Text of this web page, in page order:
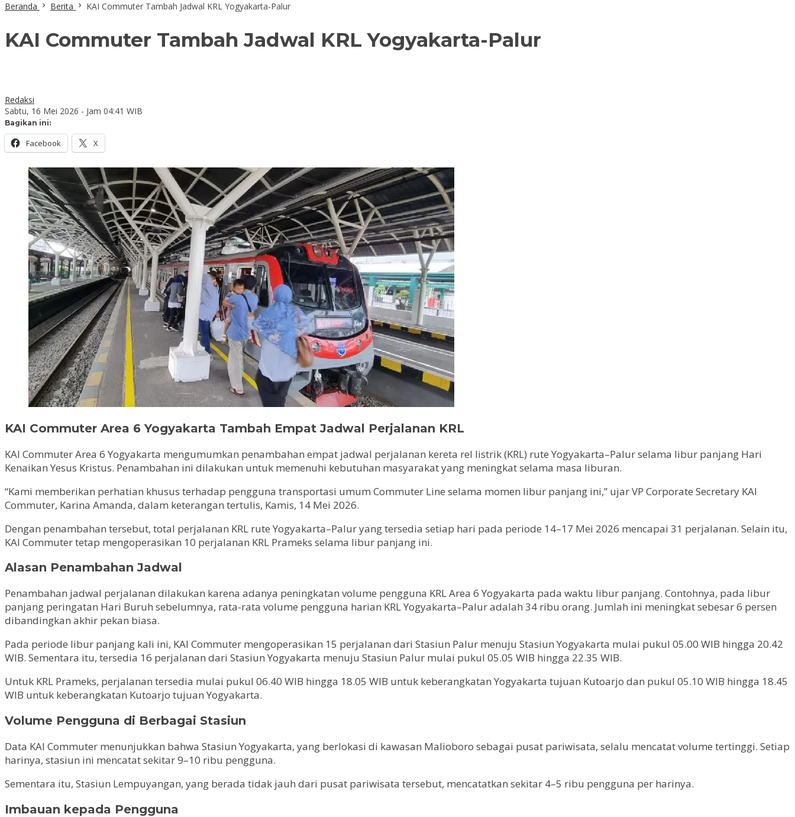
Beranda Berita KAI Commuter Tambah Jadwal KRL Yogyakarta-Palur
KAI Commuter Tambah Jadwal KRL Yogyakarta-Palur
Redaksi
Sabtu, 16 Mei 2026 - Jam 04:41 WIB
Bagikan ini:
Facebook X
KAI Commuter Area 6 Yogyakarta Tambah Empat Jadwal Perjalanan KRL
KAI Commuter Area 6 Yogyakarta mengumumkan penambahan empat jadwal perjalanan kereta rel listrik (KRL) rute Yogyakarta–Palur selama libur panjang Hari
Kenaikan Yesus Kristus. Penambahan ini dilakukan untuk memenuhi kebutuhan masyarakat yang meningkat selama masa liburan.
“Kami memberikan perhatian khusus terhadap pengguna transportasi umum Commuter Line selama momen libur panjang ini,” ujar VP Corporate Secretary KAI
Commuter, Karina Amanda, dalam keterangan tertulis, Kamis, 14 Mei 2026.
Dengan penambahan tersebut, total perjalanan KRL rute Yogyakarta–Palur yang tersedia setiap hari pada periode 14–17 Mei 2026 mencapai 31 perjalanan. Selain itu,
KAI Commuter tetap mengoperasikan 10 perjalanan KRL Prameks selama libur panjang ini.
Alasan Penambahan Jadwal
Penambahan jadwal perjalanan dilakukan karena adanya peningkatan volume pengguna KRL Area 6 Yogyakarta pada waktu libur panjang. Contohnya, pada libur
panjang peringatan Hari Buruh sebelumnya, rata-rata volume pengguna harian KRL Yogyakarta–Palur adalah 34 ribu orang. Jumlah ini meningkat sebesar 6 persen
dibandingkan akhir pekan biasa.
Pada periode libur panjang kali ini, KAI Commuter mengoperasikan 15 perjalanan dari Stasiun Palur menuju Stasiun Yogyakarta mulai pukul 05.00 WIB hingga 20.42
WIB. Sementara itu, tersedia 16 perjalanan dari Stasiun Yogyakarta menuju Stasiun Palur mulai pukul 05.05 WIB hingga 22.35 WIB.
Untuk KRL Prameks, perjalanan tersedia mulai pukul 06.40 WIB hingga 18.05 WIB untuk keberangkatan Yogyakarta tujuan Kutoarjo dan pukul 05.10 WIB hingga 18.45
WIB untuk keberangkatan Kutoarjo tujuan Yogyakarta.
Volume Pengguna di Berbagai Stasiun
Data KAI Commuter menunjukkan bahwa Stasiun Yogyakarta, yang berlokasi di kawasan Malioboro sebagai pusat pariwisata, selalu mencatat volume tertinggi. Setiap
harinya, stasiun ini mencatat sekitar 9–10 ribu pengguna.
Sementara itu, Stasiun Lempuyangan, yang berada tidak jauh dari pusat pariwisata tersebut, mencatatkan sekitar 4–5 ribu pengguna per harinya.
Imbauan kepada Pengguna